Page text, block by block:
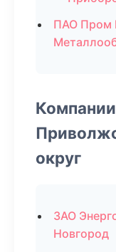
ПАО Пром
округ
ЗАО
Новгород